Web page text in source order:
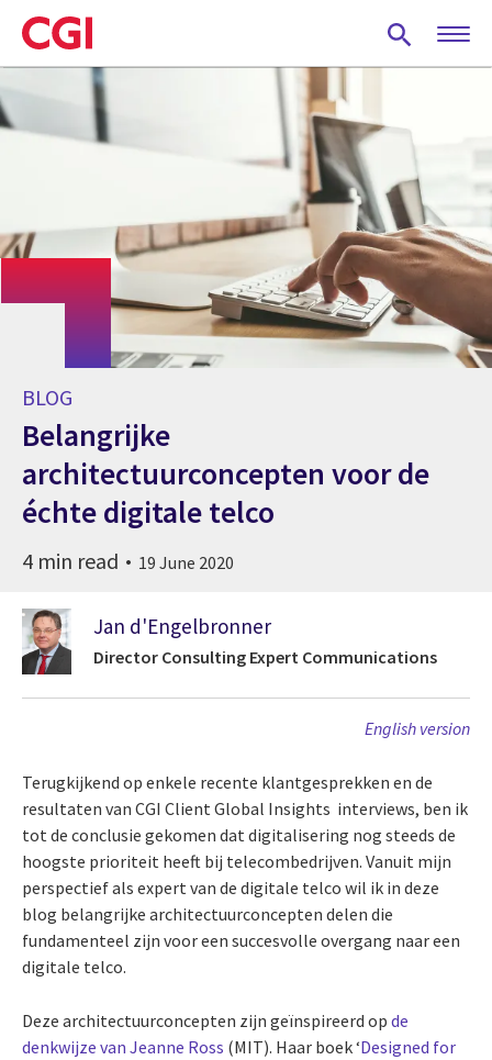
Skip
to
main
BLOG
Belangrijke
architectuurconcepten voor de
échte digitale telco
4 min read 19 June 2020
Jan d'Engelbronner
Director Consulting Expert Communications
English version
Terugkijkend op enkele recente klantgesprekken en de
resultaten van CGI Client Global Insights interviews, ben ik
tot de conclusie gekomen dat digitalisering nog steeds de
hoogste prioriteit heeft bij telecombedrijven. Vanuit mijn
perspectief als expert van de digitale telco wil ik in deze
blog belangrijke architectuurconcepten delen die
fundamenteel zijn voor een succesvolle overgang naar een
digitale telco.
Deze architectuurconcepten zijn geïnspireerd op de
denkwijze van Jeanne Ross (MIT). Haar boek ‘Designed for